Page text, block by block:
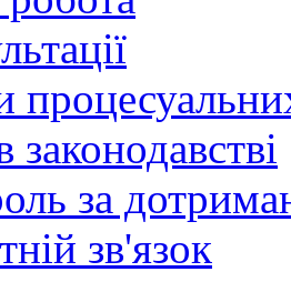
законодавстві
за
зв'язок